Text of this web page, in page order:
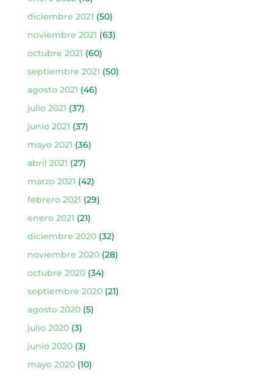
diciembre 2021 (50)
noviembre 2021 (63)
octubre 2021 (60)
septiembre 2021 (50)
agosto 2021 (46)
julio 2021 (37)
junio 2021 (37)
mayo 2021 (36)
abril 2021 (27)
marzo 2021 (42)
febrero 2021 (29)
enero 2021 (21)
diciembre 2020(32)
noviembre 2020(28)
octubre 2020(34)
septiembre 2020(21)
agosto 2020(5)
julio 2020(3)
junio 2020(3)
mayo 2020(10)